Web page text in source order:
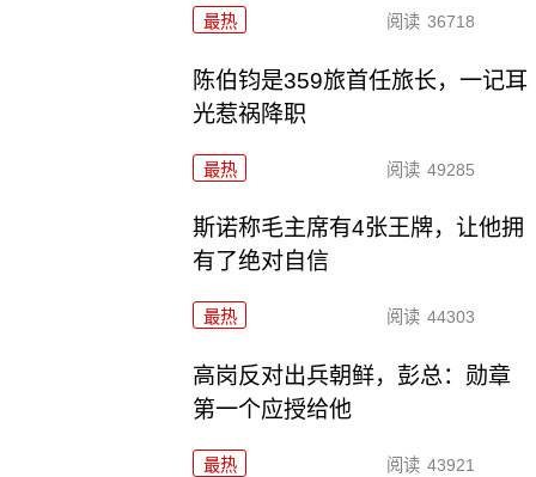
最热 阅读 36718
陈伯钧是359旅首任旅长，一记耳
光惹祸降职
最热 阅读 49285
斯诺称毛主席有4张王牌，让他拥
有了绝对自信
最热 阅读 44303
高岗反对出兵朝鲜，彭总：勋章
第一个应授给他
最热 阅读 43921